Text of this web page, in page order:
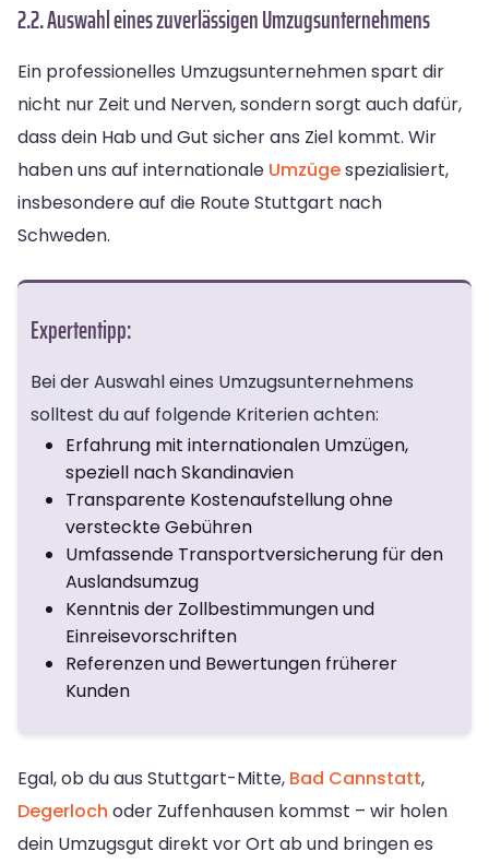
2.2. Auswahl eines zuverlässigen Umzugsunternehmens
Ein professionelles Umzugsunternehmen spart dir
nicht nur Zeit und Nerven, sondern sorgt auch dafür,
dass dein Hab und Gut sicher ans Ziel kommt. Wir
haben uns auf internationale Umzügespezialisiert,
insbesondere auf die Route Stuttgart nach
Schweden.
Expertentipp:
Bei der Auswahl eines Umzugsunternehmens
solltest du auf folgende Kriterien achten:
Erfahrung mit internationalen Umzügen,
speziell nach Skandinavien
Transparente Kostenaufstellung ohne
versteckte Gebühren
Umfassende Transportversicherung für den
Auslandsumzug
Kenntnis der Zollbestimmungen und
Einreisevorschriften
Referenzen und Bewertungen früherer
Kunden
Egal, ob du aus Stuttgart-Mitte, Bad Cannstatt,
Degerloch oder Zuffenhausen kommst – wir holen
dein Umzugsgut direkt vor Ort ab und bringen es